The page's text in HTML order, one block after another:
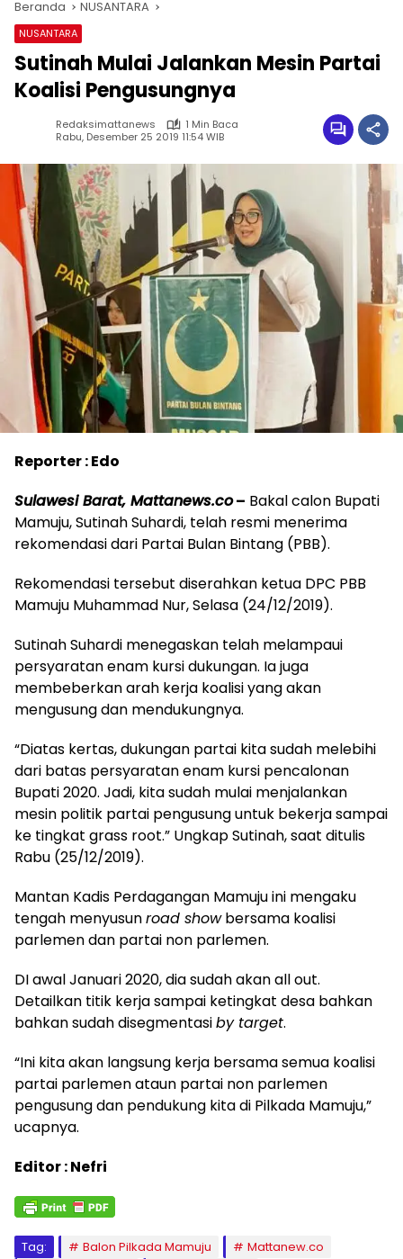
Beranda NUSANTARA
NUSANTARA
Sutinah Mulai Jalankan Mesin Partai
Koalisi Pengusungnya
Redaksimattanews
1 Min Baca
Rabu, Desember 25 2019 11:54 WIB
Reporter : Edo
Sulawesi Barat, Mattanews.co– Bakal calon Bupati
Mamuju, Sutinah Suhardi, telah resmi menerima
rekomendasi dari Partai Bulan Bintang (PBB).
Rekomendasi tersebut diserahkan ketua DPC PBB
Mamuju Muhammad Nur, Selasa (24/12/2019).
Sutinah Suhardi menegaskan telah melampaui
persyaratan enam kursi dukungan. Ia juga
membeberkan arah kerja koalisi yang akan
mengusung dan mendukungnya.
“Diatas kertas, dukungan partai kita sudah melebihi
dari batas persyaratan enam kursi pencalonan
Bupati 2020. Jadi, kita sudah mulai menjalankan
mesin politik partai pengusung untuk bekerja sampai
ke tingkat grass root.” Ungkap Sutinah, saat ditulis
Rabu (25/12/2019).
Mantan Kadis Perdagangan Mamuju ini mengaku
tengah menyusunroad showbersama koalisi
parlemen dan partai non parlemen.
DI awal Januari 2020, dia sudah akan all out.
Detailkan titik kerja sampai ketingkat desa bahkan
bahkan sudah disegmentasiby target.
“Ini kita akan langsung kerja bersama semua koalisi
partai parlemen ataun partai non parlemen
pengusung dan pendukung kita di Pilkada Mamuju,”
ucapnya.
Editor : Nefri
Tag: Balon Pilkada Mamuju
Mattanew.co